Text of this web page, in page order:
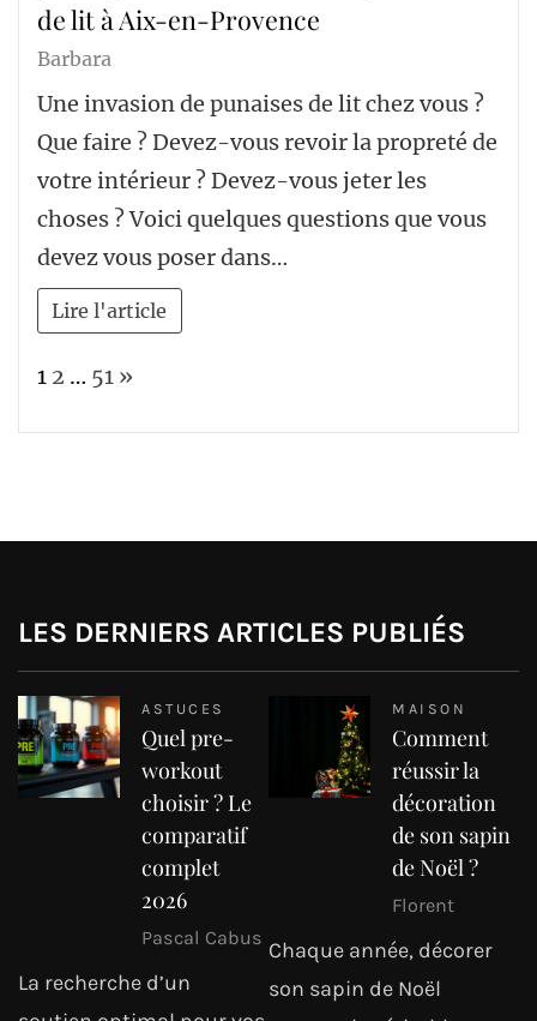
de lit à Aix-en-Provence
Barbara
Une invasion de punaises de lit chez vous ?
Que faire ? Devez-vous revoir la propreté de
votre intérieur ? Devez-vous jeter les
choses ? Voici quelques questions que vous
devez vous poser dans…
Lire l'article
Page:
1 2 … 51 Next
»
LES DERNIERS ARTICLES PUBLIÉS
ASTUCES
Quel pre-
workout
choisir ? Le
comparatif
complet
2026
Pascal Cabus
La recherche d’un
MAISON
Comment
réussir la
décoration
de son sapin
de Noël ?
Florent
Chaque année, décorer
son sapin de Noël